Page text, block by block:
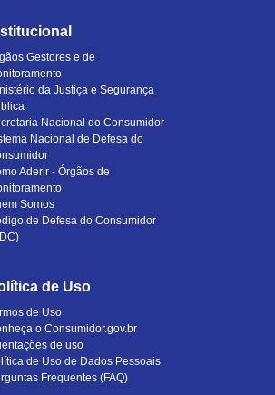
Gestores e de
da Justiça e Segurança
Nacional do Consumidor
Nacional de Defesa do
Aderir - Órgãos de
Somos
de Defesa do Consumidor
de Uso
de Uso
o Consumidor.gov.br
de uso
de Uso de Dados Pessoais
Frequentes (FAQ)